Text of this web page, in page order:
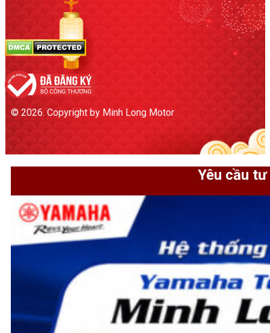
© 2026. Copyright by Minh Long Motor
Yêu cầu